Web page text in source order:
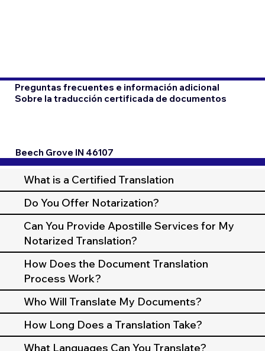
Preguntas frecuentes e información adicional
Sobre la traducción certificada de documentos
Beech Grove IN 46107
What is a Certified Translation
Do You Offer Notarization?
Can You Provide Apostille Services for My
Notarized Translation?
How Does the Document Translation
Process Work?
Who Will Translate My Documents?
How Long Does a Translation Take?
What Languages Can You Translate?